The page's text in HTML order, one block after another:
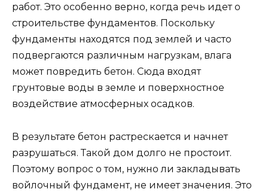
работ. Это особенно верно, когда речь идет о
строительстве фундаментов. Поскольку
фундаменты находятся под землей и часто
подвергаются различным нагрузкам, влага
может повредить бетон. Сюда входят
грунтовые воды в земле и поверхностное
воздействие атмосферных осадков.
В результате бетон растрескается и начнет
разрушаться. Такой дом долго не простоит.
Поэтому вопрос о том, нужно ли закладывать
войлочный фундамент, не имеет значения. Это